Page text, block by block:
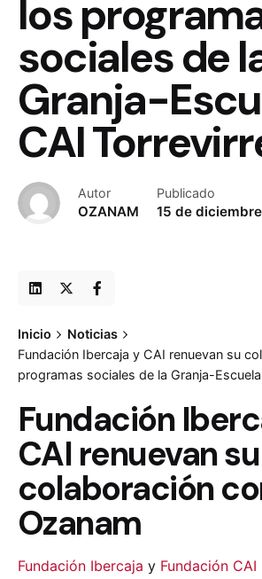
los
sociales de
Granja-
CAI
Autor
OZANAM
Publicado
15 de
Inicio
Noticias
Fundación Ibercaja y CAI renuevan su
programas sociales de la Granja-
Fundación
CAI renuevan su
colaboración
Ozanam
Fundación Ibercaja y Fundación CAI